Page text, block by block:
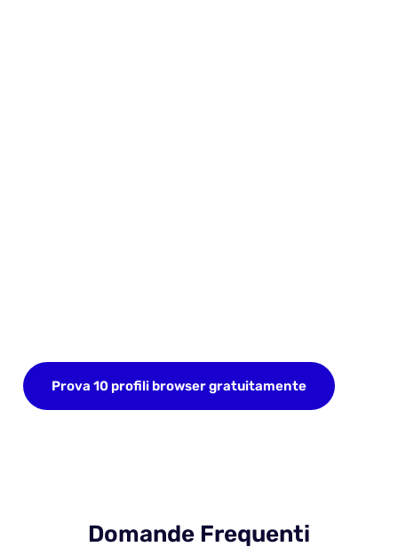
Prova 10 profili browser gratuitamente
Domande Frequenti